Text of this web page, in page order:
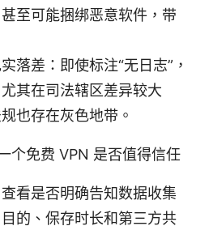
至可能捆绑恶意软件，带
落差：即使标注“无日志”，
其在司法辖区差异较大
也存在灰色地带。
个免费 VPN 是否值得信任
看是否明确告知数据收集
的、保存时长和第三方共